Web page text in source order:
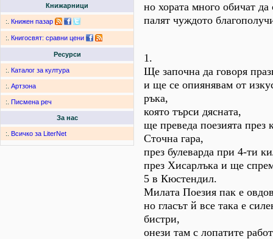
Книжарници
:. Книжен пазар
:. Книгосвят: сравни цени
Ресурси
:. Каталог за култура
:. Артзона
:. Писмена реч
За нас
:. Всичко за LiterNet
но хората много обичат да
палят чуждото
1.
Ще започна да говоря
и ще се опиянявам от
ръка,
която търси дясната,
ще преведа поезията през
Сточна гара,
през булеварда при 4-ти
през Хисарлъка и ще
5 в Кюстендил.
Милата Поезия пак е
но гласът й все така е
бистри,
онези там с лопатите